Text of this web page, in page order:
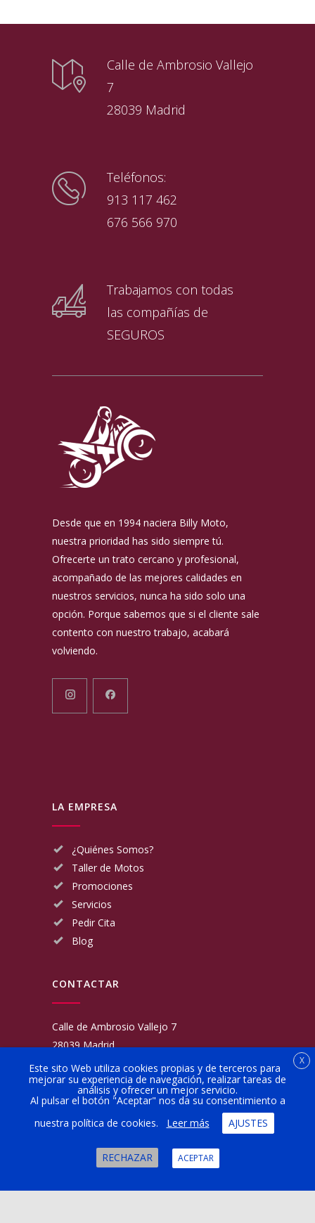
Calle de Ambrosio Vallejo
7
28039 Madrid
Teléfonos:
913 117 462
676 566 970
Trabajamos con todas
las compañías de
SEGUROS
Desde que en 1994 naciera Billy Moto,
nuestra prioridad has sido siempre tú.
Ofrecerte un trato cercano y profesional,
acompañado de las mejores calidades en
nuestros servicios, nunca ha sido solo una
opción. Porque sabemos que si el cliente sale
contento con nuestro trabajo, acabará
volviendo.
LA EMPRESA
¿Quiénes Somos?
Taller de Motos
Promociones
Servicios
Pedir Cita
Blog
CONTACTAR
Calle de Ambrosio Vallejo 7
28039 Madrid
Fijo:
913 117 462
Movil:
676 566 970
administracion@talleresgarciamartinezehijos.com
Lun a Vier:
9:00 a 14:00
16:00 a 20:00
X
Este sito Web utiliza cookies propias y de terceros para
mejorar su experiencia de navegación, realizar tareas de
análisis y ofrecer un mejor servicio.
Al pulsar el botón "Aceptar" nos da su consentimiento a
nuestra política de cookies.
Leer más AJUSTES
RECHAZAR ACEPTAR